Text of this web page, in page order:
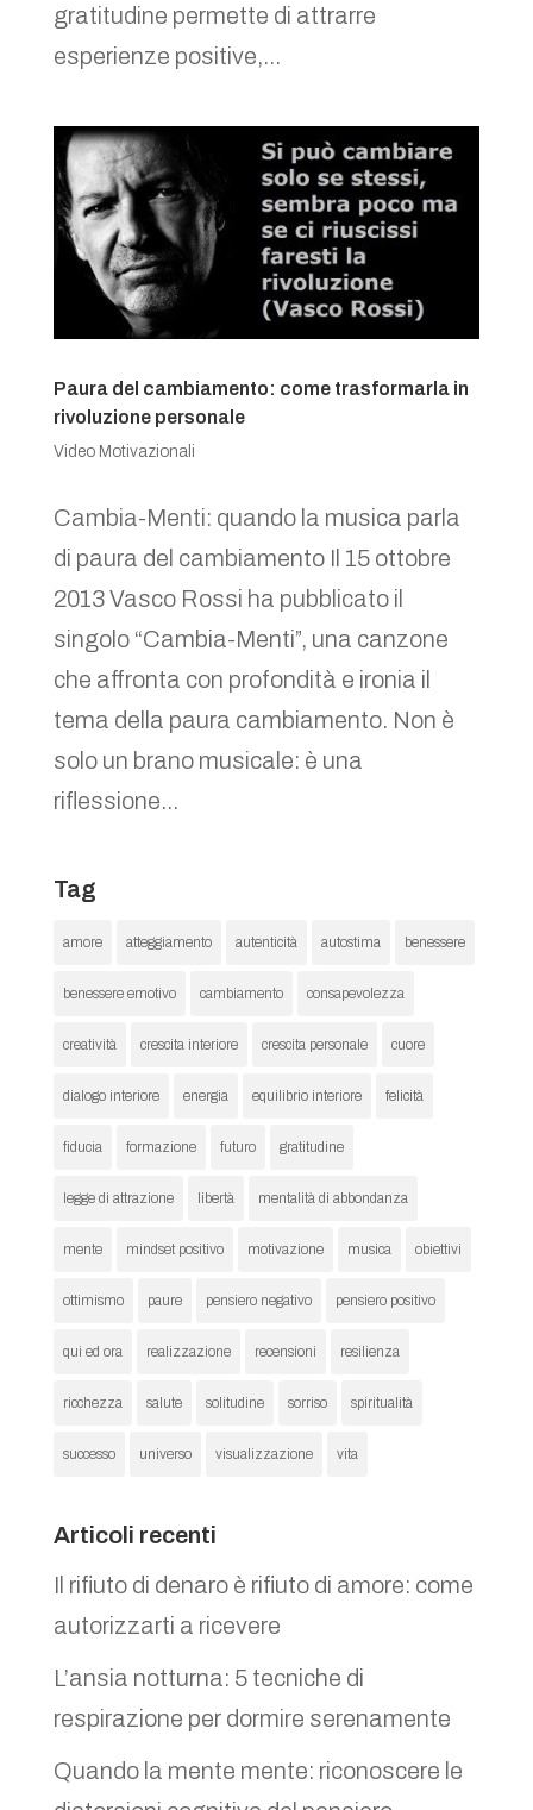
gratitudine permette di attrarre
esperienze positive,...
Paura del cambiamento: come trasformarla in
rivoluzione personale
Video Motivazionali
Cambia-Menti: quando la musica parla
di paura del cambiamento Il 15 ottobre
2013 Vasco Rossi ha pubblicato il
singolo “Cambia-Menti”, una canzone
che affronta con profondità e ironia il
tema della paura cambiamento. Non è
solo un brano musicale: è una
riflessione...
Tag
amore atteggiamento autenticità autostima benessere
benessere emotivo cambiamento consapevolezza
creatività crescita interiore crescita personale cuore
dialogo interiore energia equilibrio interiore felicità
fiducia formazione futuro gratitudine
legge di attrazione libertà mentalità di abbondanza
mente mindset positivo motivazione musica obiettivi
ottimismo paure pensiero negativo pensiero positivo
qui ed ora realizzazione recensioni resilienza
ricchezza salute solitudine sorriso spiritualità
successo universo visualizzazione vita
Articoli recenti
Il rifiuto di denaro è rifiuto di amore: come
autorizzarti a ricevere
L’ansia notturna: 5 tecniche di
respirazione per dormire serenamente
Quando la mente mente: riconoscere le